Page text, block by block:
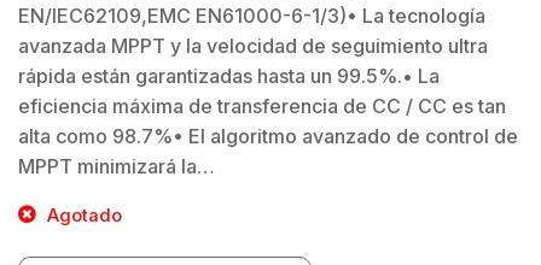
$
$
EN/IEC62109,EMC EN61000-6-1/3)• La tecnología
avanzada MPPT y la velocidad de seguimiento ultra
rápida están garantizadas hasta un 99.5%.• La
eficiencia máxima de transferencia de CC / CC es tan
alta como 98.7%• El algoritmo avanzado de control de
MPPT minimizará la…
Agotado